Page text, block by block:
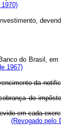
do Brasil,
1967)
da
do
em cada
(Revogado pelo